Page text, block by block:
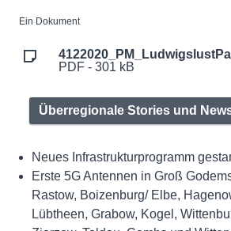
Ein Dokument
PDF - 301 kB
Überregionale Stories und
Neues Infrastrukturprogramm
Erste 5G Antennen in Groß
Rastow, Boizenburg/ Elbe,
Lübtheen, Grabow, Kogel,